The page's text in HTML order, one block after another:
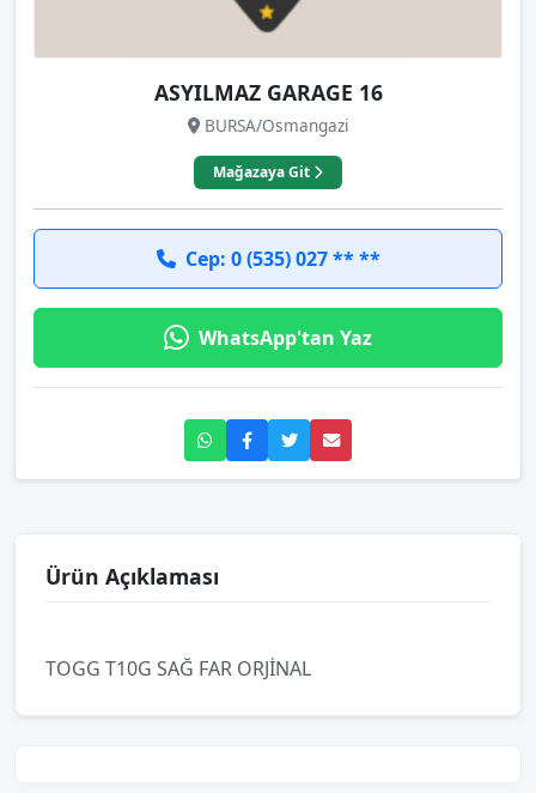
ASYILMAZ GARAGE 16
BURSA/Osmangazi
Mağazaya Git
Cep: 0 (535) 027 ** **
WhatsApp'tan Yaz
Ürün Açıklaması
TOGG T10G SAĞ FAR ORJİNAL